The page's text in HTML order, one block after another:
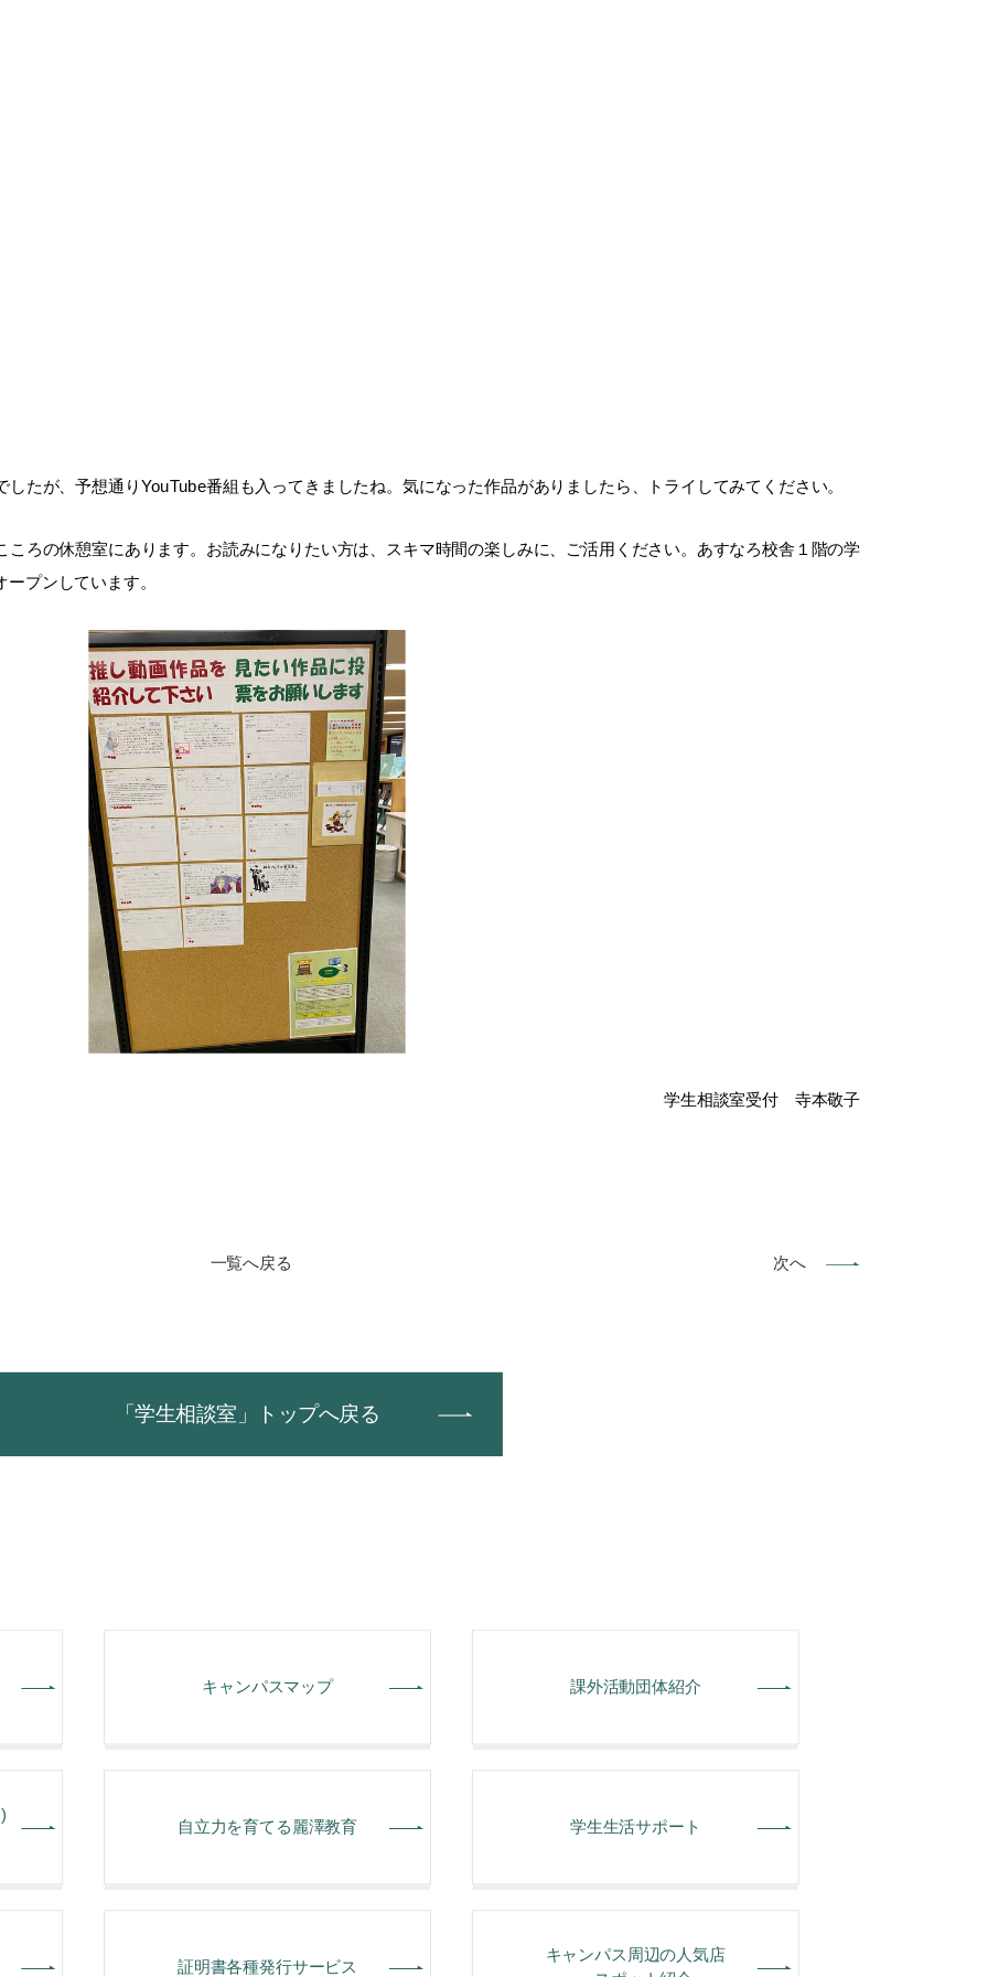
たが、予想通りYouTube番組も入ってきましたね。気になった作品がありましたら、トライしてみてください。
ろの休憩室にあります。お読みになりたい方は、スキマ時間の楽しみに、ご活用ください。あすなろ校舎１階の学
プンしています。
学生相談室受付 寺本敬子
一覧へ戻る 次へ
「学生相談室」トップへ戻る
キャンパスマップ 課外活動団体紹介
⾃⽴⼒を育てる麗澤教育 学⽣⽣活サポート
証明書各種発行サービス
キャンパス周辺の人気店